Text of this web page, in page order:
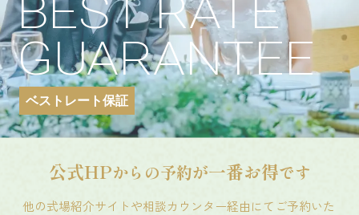
＼！☆公式HP特典☆！／ 『ドレス＆タキシードレンタ
り適用 ◇◆このプランに含まれるもの◆◇ お料理12種／フ
ーキ／デザートビュッフェ／プロ司会者／ヘアメイク／ス
プランニング料／ミュージックオペレーター／音響機材使
BEST RATE
GUARANTEE
ベストレート保証
公式HPからの予約が一番お得です
他の式場紹介サイトや相談カウンター経由にてご予約いた